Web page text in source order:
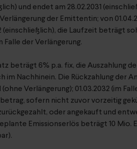
und endet am 28.02.2031
der Emittentin; von
(einschließlich), die Laufzeit beträgt
Falle der Verlängerung.
beträgt 6% p.a. fix, die Auszahlung
im Nachhinein. Die Rückzahlung der
(ohne Verlängerung); 01.03.2032 (im
sofern nicht zuvor vorzeitig
oder angekauft und
Emissionserlös beträgt 10 Mio.